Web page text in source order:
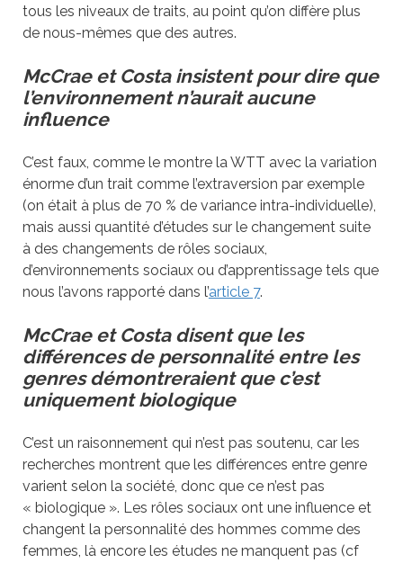
tous les niveaux de traits, au point qu’on diffère plus
de nous-mêmes que des autres.
McCrae et Costa insistent pour dire que
l’environnement n’aurait aucune
influence
C’est faux, comme le montre la WTT avec la variation
énorme d’un trait comme l’extraversion par exemple
(on était à plus de 70 % de variance intra-individuelle),
mais aussi quantité d’études sur le changement suite
à des changements de rôles sociaux,
d’environnements sociaux ou d’apprentissage tels que
nous l’avons rapporté dans l’article 7.
McCrae et Costa disent que les
différences de personnalité entre les
genres démontreraient que c’est
uniquement biologique
C’est un raisonnement qui n’est pas soutenu, car les
recherches montrent que les différences entre genre
varient selon la société, donc que ce n’est pas
« biologique ». Les rôles sociaux ont une influence et
changent la personnalité des hommes comme des
femmes, là encore les études ne manquent pas (cf